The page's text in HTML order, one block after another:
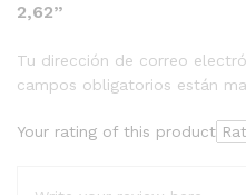
2,62”
Tu dirección de correo
campos obligatorios están
Your rating of this product